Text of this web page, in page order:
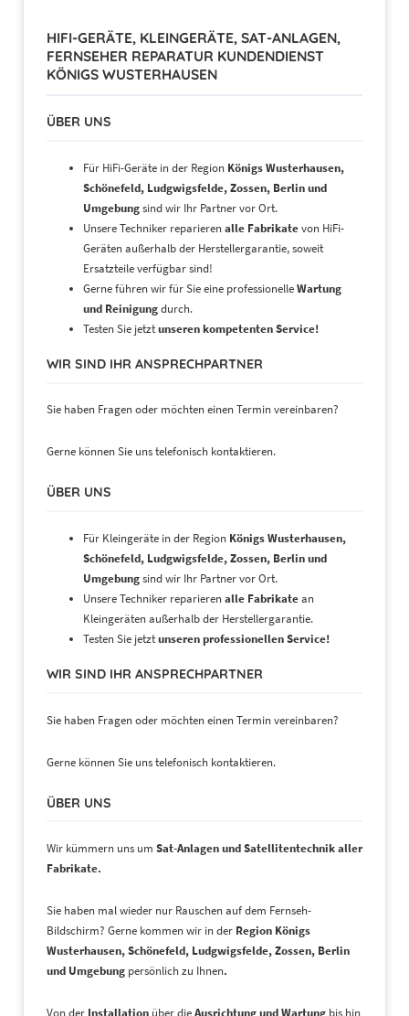
HIFI-GERÄTE, KLEINGERÄTE, SAT-ANLAGEN,
FERNSEHER REPARATUR KUNDENDIENST
KÖNIGS WUSTERHAUSEN
ÜBER UNS
Für HiFi-Geräte in der Region Königs Wusterhausen,
Schönefeld, Ludgwigsfelde, Zossen, Berlin und
Umgebungsind wir Ihr Partner vor Ort.
Unsere Techniker reparierenalle Fabrikatevon HiFi-
Geräten außerhalb der Herstellergarantie, soweit
Ersatzteile verfügbar sind!
Gerne führen wir für Sie eine professionelleWartung
und Reinigungdurch.
Testen Sie jetztunseren kompetenten Service!
WIR SIND IHR ANSPRECHPARTNER
Sie haben Fragen oder möchten einen Termin vereinbaren?
Gerne können Sie uns telefonisch kontaktieren.
ÜBER UNS
Für Kleingeräte in der Region Königs Wusterhausen,
Schönefeld, Ludgwigsfelde, Zossen, Berlin und
Umgebungsind wir Ihr Partner vor Ort.
Unsere Techniker reparierenalle Fabrikatean
Kleingeräten außerhalb der Herstellergarantie.
Testen Sie jetztunseren professionellen Service!
WIR SIND IHR ANSPRECHPARTNER
Sie haben Fragen oder möchten einen Termin vereinbaren?
Gerne können Sie uns telefonisch kontaktieren.
ÜBER UNS
Wir kümmern uns um Sat-Anlagen und Satellitentechnik aller
Fabrikate.
Sie haben mal wieder nur Rauschen auf dem Fernseh-
Bildschirm? Gerne kommen wir in der Region Königs
Wusterhausen, Schönefeld, Ludgwigsfelde, Zossen, Berlin
und Umgebung persönlich zu Ihnen.